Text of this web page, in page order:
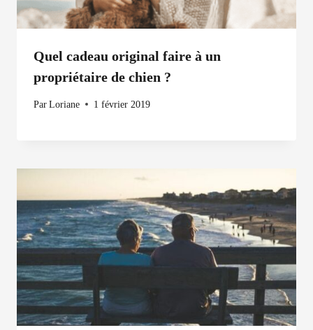
Quel cadeau original faire à un
propriétaire de chien ?
Par Loriane 1 février 2019